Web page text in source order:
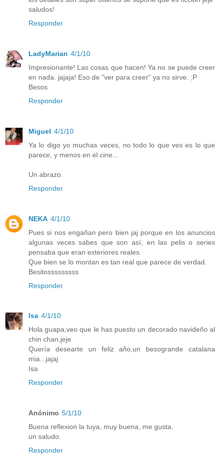
saludos!
Responder
LadyMarian 4/1/10
Impresionante! Las cosas que hacen! Ya no se puede creer
en nada. jajaja! Eso de "ver para creer" ya no sirve. ;P
Besos
Responder
Miguel 4/1/10
Ya lo digo yo muchas veces, no todo lo que ves es lo que
parece, y menos en el cine...
Un abrazo.
Responder
NEKA 4/1/10
Pues si nos engañan pero bien jaj porque en los anuncios
algunas veces sabes que son así, en las pelis o series
pensaba que eran exteriores reales.
Que bien se lo montan es tan real que parece de verdad.
Besitosssssssss
Responder
Isa 4/1/10
Hola guapa,veo que le has puesto un decorado navideño al
chin chan,jeje
Quería desearte un feliz año,un besogrande catalana
mia...jajaj
Isa
Responder
Anónimo 5/1/10
Buena reflexion la tuya, muy buena, me gusta.
un saludo.
Responder